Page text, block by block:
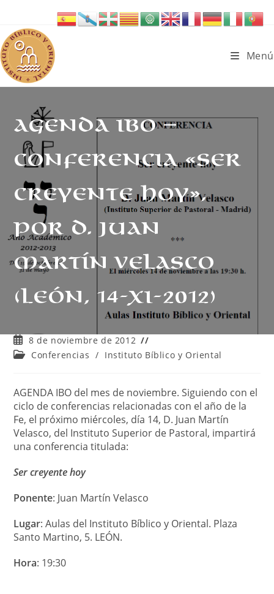
contenido
Menú
AGENDA IBO –
Conferencia «Ser
creyente hoy»,
por D. Juan
Martín Velasco
(León, 14-XI-2012)
Publicación
de
la
8 de noviembre de 2012
Categoría
entrada:
Conferencias / Instituto Bíblico y Oriental
AGENDA IBO del mes de noviembre. Siguiendo con el
ciclo de conferencias relacionadas con el año de la
Fe, el próximo miércoles, día 14, D. Juan Martín
Velasco, del Instituto Superior de Pastoral, impartirá
una conferencia titulada:
Ser creyente hoy
Ponente: Juan Martín Velasco
Lugar: Aulas del Instituto Bíblico y Oriental. Plaza
Santo Martino, 5. LEÓN.
Hora: 19:30